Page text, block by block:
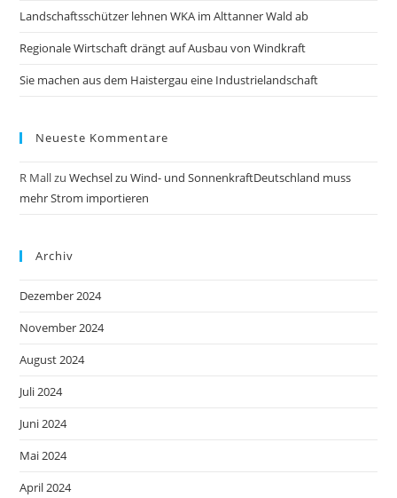
Landschaftsschützer lehnen WKA im Alttanner Wald ab
Regionale Wirtschaft drängt auf Ausbau von Windkraft
Sie machen aus dem Haistergau eine Industrielandschaft
Neueste Kommentare
R MallzuWechsel zu Wind- und SonnenkraftDeutschland muss
mehr Strom importieren
Archiv
Dezember 2024
November 2024
August 2024
Juli 2024
Juni 2024
Mai 2024
April 2024